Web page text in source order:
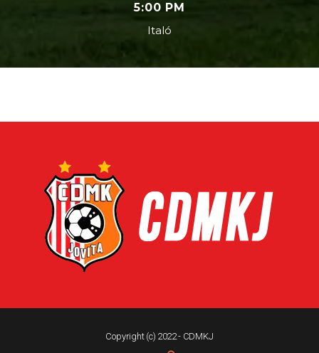
5:00 PM
Italó
Copyright (c) 2022 - CDMKJ